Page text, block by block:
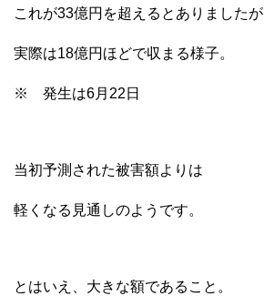
これが33億円を超えるとありましたが
実際は18億円ほどで収まる様子。
※ 発生は6月22日
当初予測された被害額よりは
軽くなる見通しのようです。
とはいえ、大きな額であること。